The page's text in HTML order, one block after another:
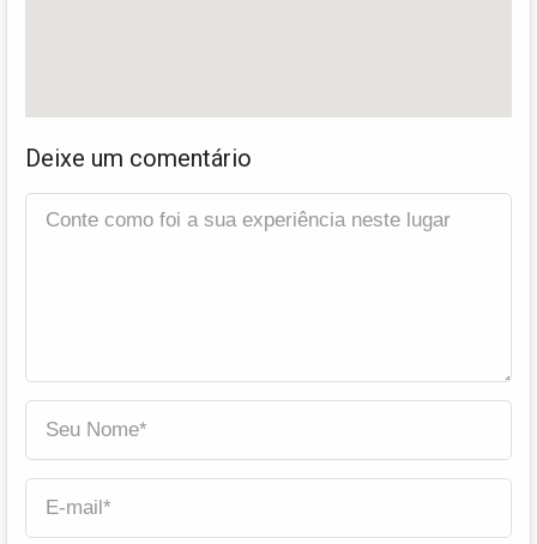
Deixe um comentário